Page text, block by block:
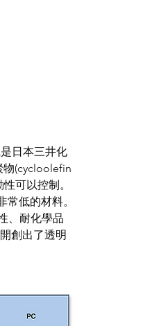
日本三井化
物(cycloolefin
可以控制。
低的材料。
、耐化學品
創出了透明